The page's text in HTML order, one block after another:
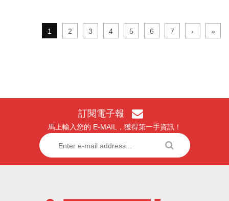
1 2 3 4 5 6 7 › »
訂閱電子報
馬上輸入您的 E-MAIL，獲得第一手資訊！